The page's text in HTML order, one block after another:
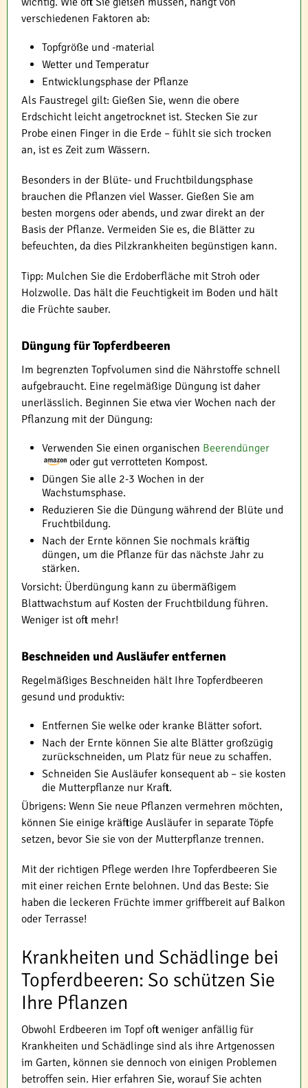
verschiedenen Faktoren ab:
Topfgröße und -material
Wetter und Temperatur
Entwicklungsphase der Pflanze
Als Faustregel gilt: Gießen Sie, wenn die obere
Erdschicht leicht angetrocknet ist. Stecken Sie zur
Probe einen Finger in die Erde – fühlt sie sich trocken
an, ist es Zeit zum Wässern.
Besonders in der Blüte- und Fruchtbildungsphase
brauchen die Pflanzen viel Wasser. Gießen Sie am
besten morgens oder abends, und zwar direkt an der
Basis der Pflanze. Vermeiden Sie es, die Blätter zu
befeuchten, da dies Pilzkrankheiten begünstigen kann.
Tipp: Mulchen Sie die Erdoberfläche mit Stroh oder
Holzwolle. Das hält die Feuchtigkeit im Boden und hält
die Früchte sauber.
Düngung für Topferdbeeren
Im begrenzten Topfvolumen sind die Nährstoffe schnell
aufgebraucht. Eine regelmäßige Düngung ist daher
unerlässlich. Beginnen Sie etwa vier Wochen nach der
Pflanzung mit der Düngung:
Verwenden Sie einen organischen Beerendünger
oder gut verrotteten Kompost.
Düngen Sie alle 2-3 Wochen in der
Wachstumsphase.
Reduzieren Sie die Düngung während der Blüte und
Fruchtbildung.
Nach der Ernte können Sie nochmals kräftig
düngen, um die Pflanze für das nächste Jahr zu
stärken.
Vorsicht: Überdüngung kann zu übermäßigem
Blattwachstum auf Kosten der Fruchtbildung führen.
Weniger ist oft mehr!
Beschneiden und Ausläufer entfernen
Regelmäßiges Beschneiden hält Ihre Topferdbeeren
gesund und produktiv:
Entfernen Sie welke oder kranke Blätter sofort.
Nach der Ernte können Sie alte Blätter großzügig
zurückschneiden, um Platz für neue zu schaffen.
Schneiden Sie Ausläufer konsequent ab – sie kosten
die Mutterpflanze nur Kraft.
Übrigens: Wenn Sie neue Pflanzen vermehren möchten,
können Sie einige kräftige Ausläufer in separate Töpfe
setzen, bevor Sie sie von der Mutterpflanze trennen.
Mit der richtigen Pflege werden Ihre Topferdbeeren Sie
mit einer reichen Ernte belohnen. Und das Beste: Sie
haben die leckeren Früchte immer griffbereit auf Balkon
oder Terrasse!
Krankheiten und Schädlinge bei
Topferdbeeren: So schützen Sie
Ihre Pflanzen
Obwohl Erdbeeren im Topf oft weniger anfällig für
Krankheiten und Schädlinge sind als ihre Artgenossen
im Garten, können sie dennoch von einigen Problemen
betroffen sein. Hier erfahren Sie, worauf Sie achten